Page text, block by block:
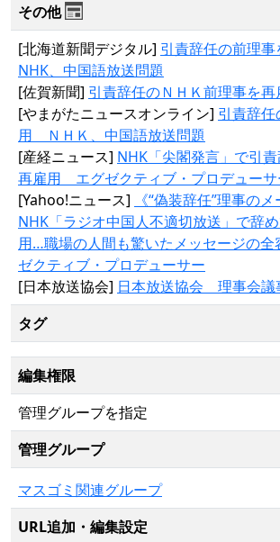
その他
[北海道新聞デジタル] 引責辞任の前理
NHK、中国語放送問題
[佐賀新聞] 引責辞任のＮＨＫ前理事を再
[やまがたニュースオンライン] 引責辞
用 ＮＨＫ、中国語放送問題
[産経ニュース] NHK「尖閣発言」で引
再雇用 エグゼクティブ・プロデュー
[Yahoo!ニュース]
《“偽装辞任”理事のメ
NHK「ラジオ中国人不適切放送」で辞
用…職場の人間も驚いたメッセージの
ゼクティブ・プロデューサー
[日本放送協会] 日本放送協会 理事会議
タグ
編集権限
管理グループを指定
管理グループ
マスゴミ関連グループ
URL追加・編集設定